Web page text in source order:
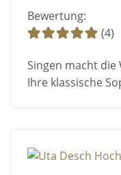
Bewertung:
(4)
Singen macht die
Ihre klassische